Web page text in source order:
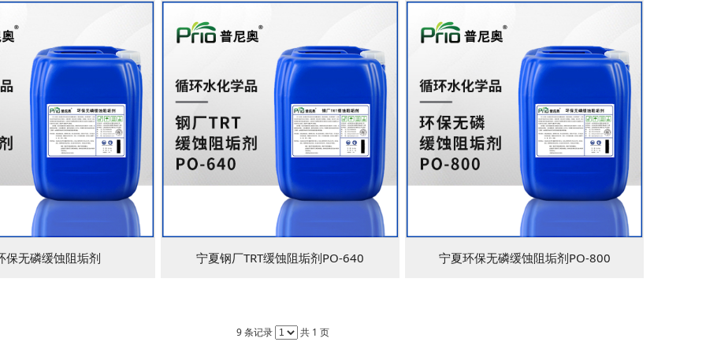
保无磷缓蚀阻垢剂 宁夏钢厂TRT缓蚀阻垢剂PO-640 宁夏环保无磷缓蚀阻垢剂PO-800
9 条记录 共 1 页